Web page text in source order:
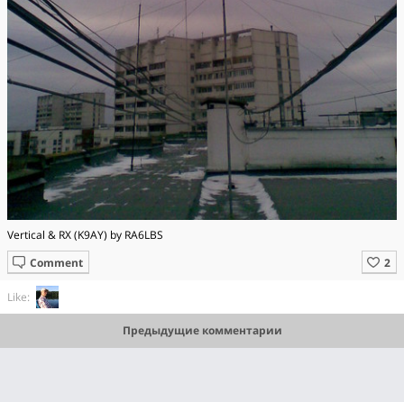
Vertical & RX (K9AY) by RA6LBS
Comment
Like:
Предыдущие комментарии